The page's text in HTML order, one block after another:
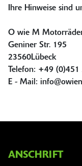
Ihre Hinweise sind
O wie M
Geniner Str. 195
23560Lübeck
Telefon: +49
E - Mail:
ANSCHRIFT